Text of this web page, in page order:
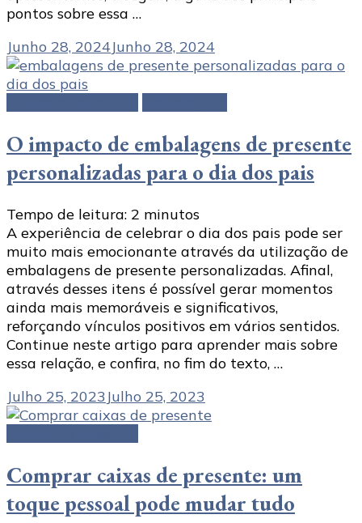
pontos sobre essa …
Junho 28, 2024Junho 28, 2024
O impacto de embalagens de presente
personalizadas para o dia dos pais
Tempo de leitura: 2 minutos
A experiência de celebrar o dia dos pais pode ser
muito mais emocionante através da utilização de
embalagens de presente personalizadas. Afinal,
através desses itens é possível gerar momentos
ainda mais memoráveis e significativos,
reforçando vínculos positivos em vários sentidos.
Continue neste artigo para aprender mais sobre
essa relação, e confira, no fim do texto, …
Julho 25, 2023 Julho 25, 2023
Comprar caixas de presente: um
toque pessoal pode mudar tudo